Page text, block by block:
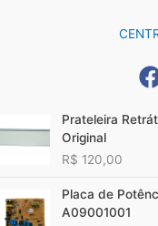
Prateleira
Original
R$ 120,00
Placa de
A09001001